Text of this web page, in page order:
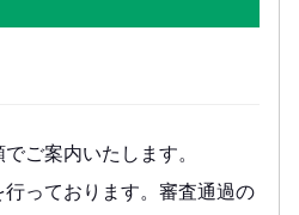
ご案内いたします。
っております。審査通過の